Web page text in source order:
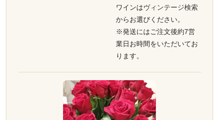
ワインはヴィンテージ検索
からお選びください。
※発送にはご注文後約7営
業日お時間をいただいてお
ります。